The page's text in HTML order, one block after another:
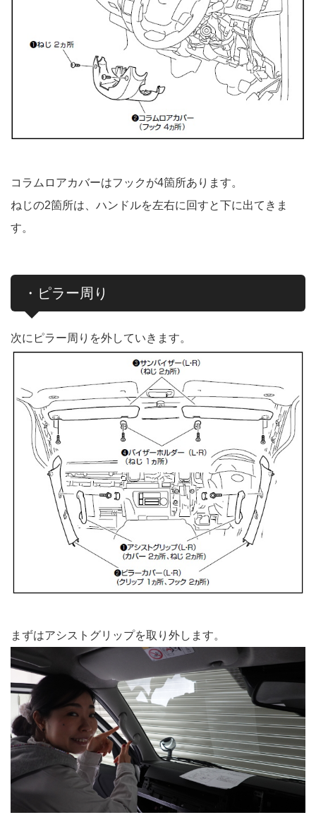
コラムロアカバーはフックが4箇所あります。
ねじの2箇所は、ハンドルを左右に回すと下に出てきま
す。
・ピラー周り
次にピラー周りを外していきます。
まずはアシストグリップを取り外します。